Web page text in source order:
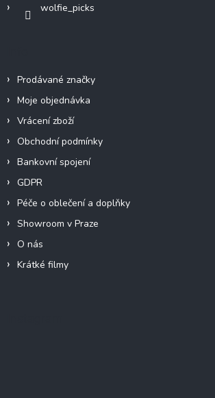
wolfie_picks
Prodávané značky
Moje objednávka
Vrácení zboží
Obchodní podmínky
Bankovní spojení
GDPR
Péče o oblečení a doplňky
Showroom v Praze
O nás
Krátké filmy